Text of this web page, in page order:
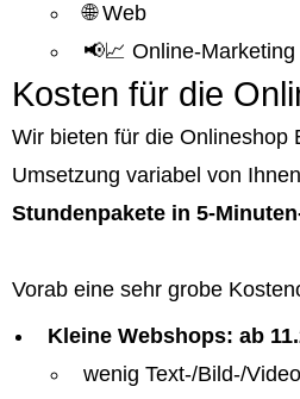
🌐 Web
📢📈 Online-Marketing
Kosten für die
Wir bieten für die Onlineshop
Umsetzung variabel von
Stundenpakete in 5-
Vorab eine sehr grobe
Kleine Webshops: ab
wenig Text-/Bild-/